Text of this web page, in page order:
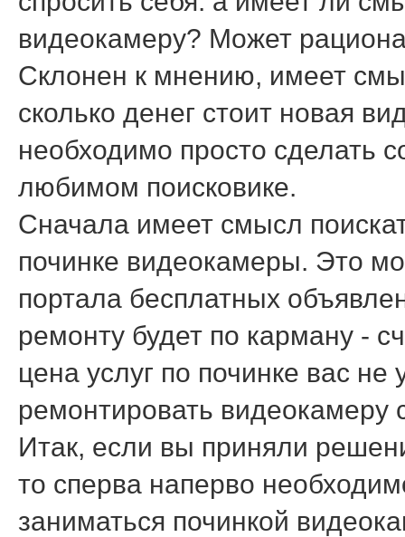
видеокамеру? Может
Склонен к мнению, имеет
сколько денег стоит новая
необходимо просто сделать
любимом поисковике.
Сначала имеет смысл
починке видеокамеры. Это
портала бесплатных
ремонту будет по карману -
цена услуг по починке вас
ремонтировать видеокамеру
Итак, если вы приняли
то сперва наперво
заниматься починкой